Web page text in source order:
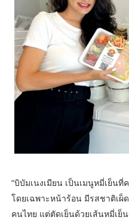
“บิบัมเนงเมียน เป็นเมนูหมี่เย็น
โดยเฉพาะหน้าร้อน มีรสชาติเผ็
คนไทย แต่ตัดเย็นด้วยเส้นหมี่เ